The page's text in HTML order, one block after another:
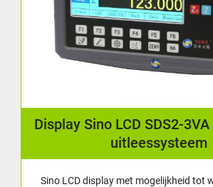
Display Sino LCD SDS2-
uitleessysteem
Sino LCD display met mogelijkheid tot